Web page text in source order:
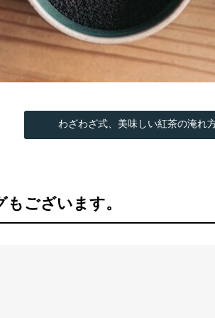
わざわざ式、美味しい紅茶の淹れ
ございます。